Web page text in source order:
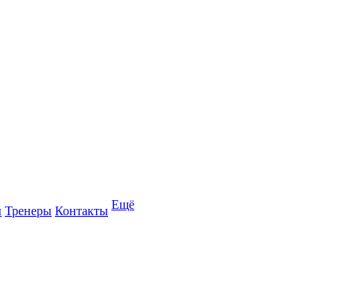
Тренеры Контакты Ещё